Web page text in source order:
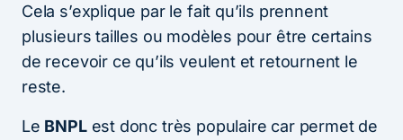
Cela s’explique par le fait qu’ils prennent
plusieurs tailles ou modèles pour être certains
de recevoir ce qu’ils veulent et retournent le
reste.
Le BNPLest donc très populaire car permet de